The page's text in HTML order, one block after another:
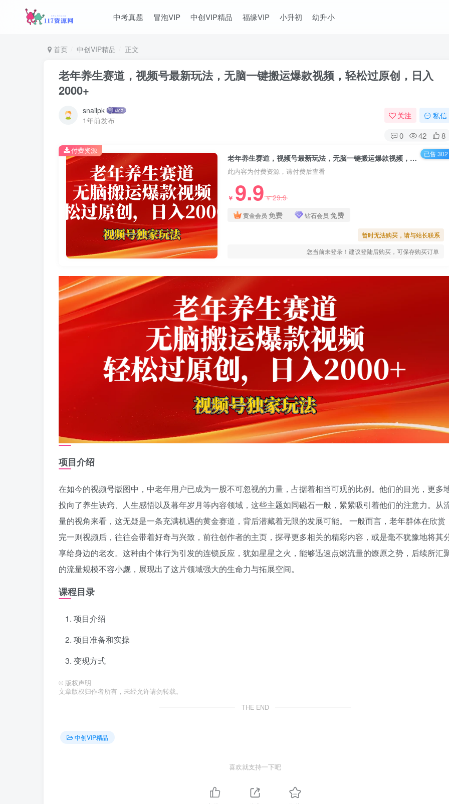
中考真题 冒泡VIP 中创VIP精品 福缘VIP 小升初 幼升小
首页 中创VIP精品 正文
老年养生赛道，视频号最新玩法，无脑一键搬运爆款视频，轻松过原创，日入
2000+
snailpk
1年前发布
关注 私信
0 42 8
老年养生赛道，视频号最新玩法，无脑一键搬运爆款视频，轻松过原创，日入2000+
此内容为付费资源，请付费后查看
￥ 9.9￥29.9
黄金会员 免费 钻石会员 免费
暂时无法购买，请与站长联系
您当前未登录！建议登陆后购买，可保存购买订单
付费资源 已售 302
项目介绍
在如今的视频号版图中，中老年用户已成为一股不可忽视的力量，占据着相当可观的比例。他们的目光，更多
投向了养生诀窍、人生感悟以及暮年岁月等内容领域，这些主题如同磁石一般，紧紧吸引着他们的注意力。从
量的视角来看，这无疑是一条充满机遇的黄金赛道，背后潜藏着无限的发展可能。 一般而言，老年群体在欣赏
完一则视频后，往往会带着好奇与兴致，前往创作者的主页，探寻更多相关的精彩内容，或是毫不犹豫地将其
享给身边的老友。这种由个体行为引发的连锁反应，犹如星星之火，能够迅速点燃流量的燎原之势，后续所汇
的流量规模不容小觑，展现出了这片领域强大的生命力与拓展空间。
课程目录
项目介绍
项目准备和实操
变现方式
© 版权声明
文章版权归作者所有，未经允许请勿转载。
THE END
中创VIP精品
喜欢就支持一下吧